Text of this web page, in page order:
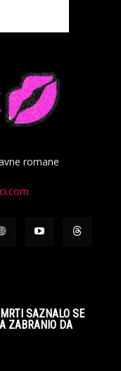
romane
SAZNALO SE
ZABRANIO DA